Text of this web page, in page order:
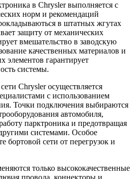
в Chrysler выполняется с
норм и рекомендаций
в штатных жгутах
защиту от механических
вмешательство в заводскую
качественных материалов и
элементов гарантирует
системы.
Chrysler осуществляется
с использованием
Точки подключения выбираются
автомобиля,
парктроника и предотвращая
системами. Особое
бортовой сети от перегрузок и
только высококачественные